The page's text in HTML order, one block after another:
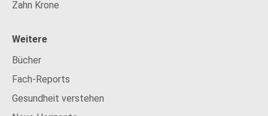
Zahn Krone
Weitere
Bücher
Fach-Reports
Gesundheit verstehen